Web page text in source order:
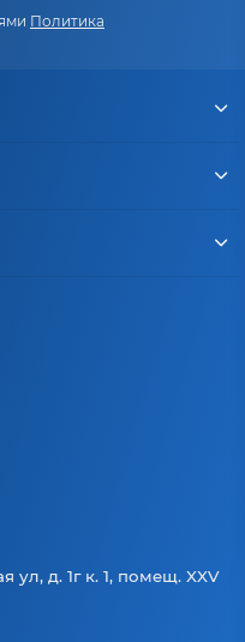
решения
машиностроение
и
конструкций с
Политика
ул, д. 1г к. 1, помещ. XXV